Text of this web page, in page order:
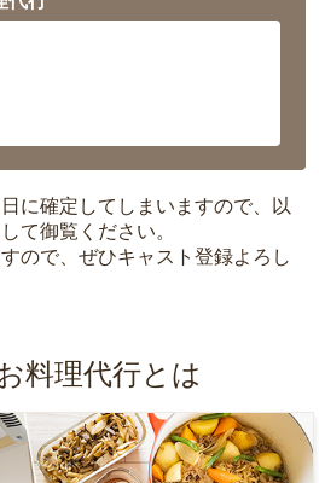
に確定してしまいますので、以
て御覧ください。
ので、ぜひキャスト登録よろし
料理代行とは